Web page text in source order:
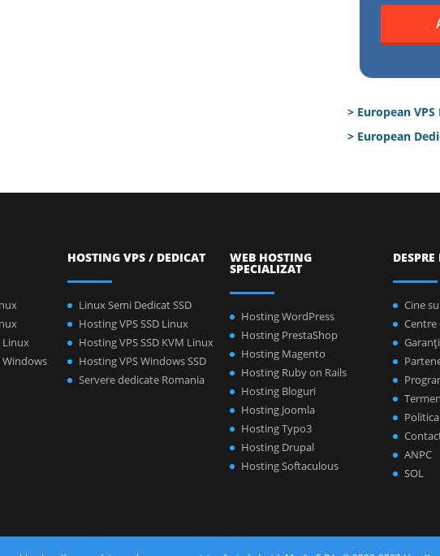
> European
> European
Linux
Windows
HOSTING VPS / DEDICAT
Linux Semi Dedicat SSD
Hosting VPS SSD Linux
Hosting VPS SSD KVM Linux
Hosting VPS Windows SSD
Servere dedicate Romania
WEB HOSTING
SPECIALIZAT
Hosting WordPress
Hosting PrestaShop
Hosting Magento
Hosting Ruby on Rails
Hosting Bloguri
Hosting Joomla
Hosting Typo3
Hosting Drupal
Hosting Softaculous
Cine
Centre
ANPC
SOL